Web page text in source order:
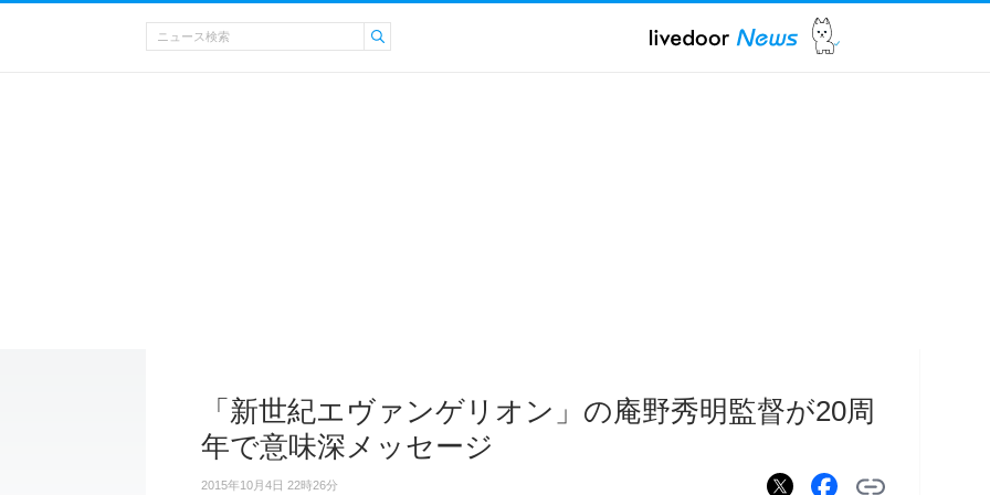
「新世紀エヴァンゲリオン」の庵野秀明監督が20周
年で意味深メッセージ
2015年10月4日 22時26分